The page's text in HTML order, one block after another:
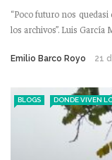
“Poco futuro nos
los archivos”. Luis García
Emilio Barco Royo 21
BLOGS DONDE VIVEN